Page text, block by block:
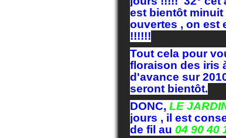
est bientôt
ouvertes , on est
!!!!!!
Tout cela pour
floraison des iris
d'avance sur
seront bientôt.
DONC, LE
jours , il est
de fil au 04 90 40